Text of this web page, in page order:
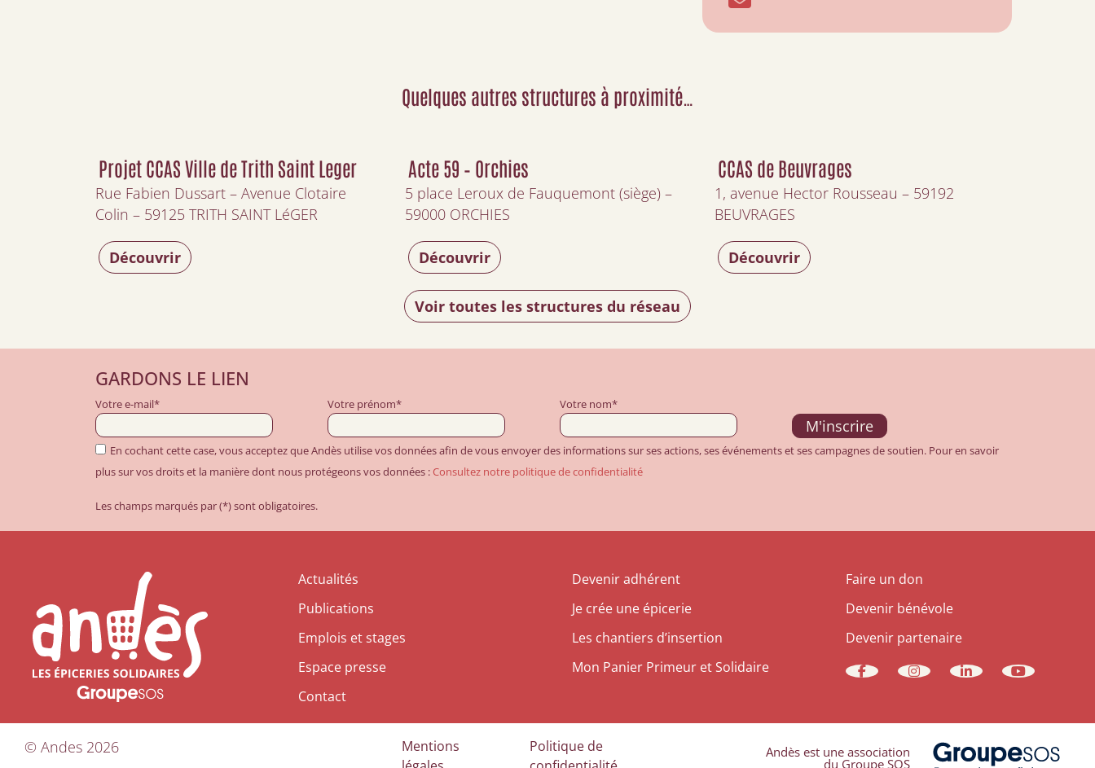
Quelques autres structures à proximité…
Projet CCAS Ville de Trith Saint Leger
Rue Fabien Dussart – Avenue Clotaire
Colin – 59125 TRITH SAINT LéGER
Découvrir
Acte 59 – Orchies
5 place Leroux de Fauquemont (siège) –
59000 ORCHIES
Découvrir
CCAS de Beuvrages
1, avenue Hector Rousseau – 59192
BEUVRAGES
Découvrir
Voir toutes les structures du réseau
GARDONS LE LIEN
Votre e-mail* Votre prénom* Votre nom*
En cochant cette case, vous acceptez que Andès utilise vos données afin de vous envoyer des informations sur ses actions, ses événements et ses campagnes de soutien. Pour en savoir
plus sur vos droits et la manière dont nous protégeons vos données :Consultez notre politique de confidentialité
Les champs marqués par (*) sont obligatoires.
Actualités
Publications
Emplois et stages
Espace presse
Contact
Devenir adhérent
Je crée une épicerie
Les chantiers d’insertion
Mon Panier Primeur et Solidaire
Faire un don
Devenir bénévole
Devenir partenaire
© Andes 2026
Mentions
Politique de
Andès est une association
du Groupe SOS